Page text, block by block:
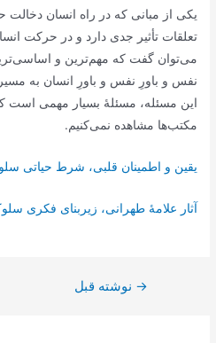
یکی از مبانی‌ که در راه انسان دخالت
تعلقات تأثیر جدی دارد و در حرکت
می‌توان گفت که مهم‌ترین و
نفس و باورِ نفس و باورِ انسان به
این مسئله، مسئلۀ بسیار مهمی است که
مکتب‌ها مشاهده نمی‌کنیم.
یقین و اطمینان قلبی، شرط حیاتی
آثار علامۀ طهرانی، زیربنای فکری
راهبری
→ نوشته قبل